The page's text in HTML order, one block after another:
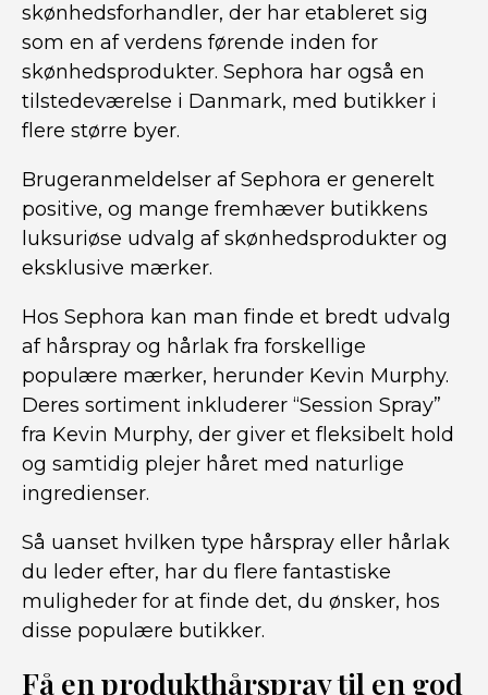
skønhedsforhandler, der har etableret sig
som en af verdens førende inden for
skønhedsprodukter. Sephora har også en
tilstedeværelse i Danmark, med butikker i
flere større byer.
Brugeranmeldelser af Sephora er generelt
positive, og mange fremhæver butikkens
luksuriøse udvalg af skønhedsprodukter og
eksklusive mærker.
Hos Sephora kan man finde et bredt udvalg
af hårspray og hårlak fra forskellige
populære mærker, herunder Kevin Murphy.
Deres sortiment inkluderer “Session Spray”
fra Kevin Murphy, der giver et fleksibelt hold
og samtidig plejer håret med naturlige
ingredienser.
Så uanset hvilken type hårspray eller hårlak
du leder efter, har du flere fantastiske
muligheder for at finde det, du ønsker, hos
disse populære butikker.
Få en produkthårspray til en god